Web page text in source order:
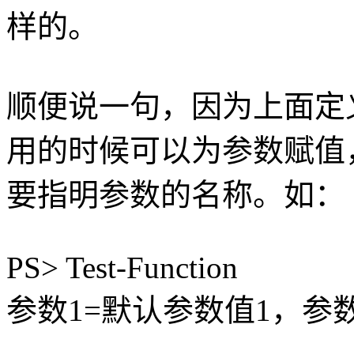
样的。
顺便说一句，因为上面
用的时候可以为参数赋
要指明参数的名称。如：
PS> Test-Function
参数1=默认参数值1，参